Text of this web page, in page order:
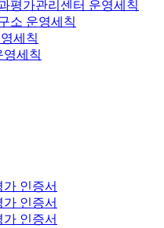
평가관리센터 운영세칙
소 운영세칙
세칙
영세칙
인증서
인증서
인증서